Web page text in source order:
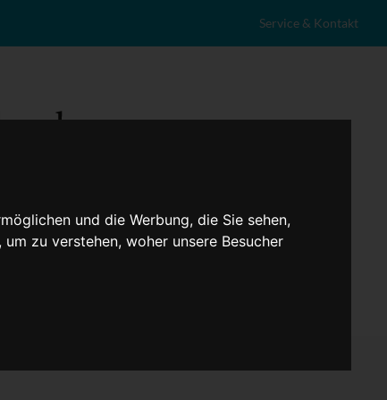
und die Werbung, die Sie sehen,
zu verstehen, woher unsere Besucher
Service & Kontakt